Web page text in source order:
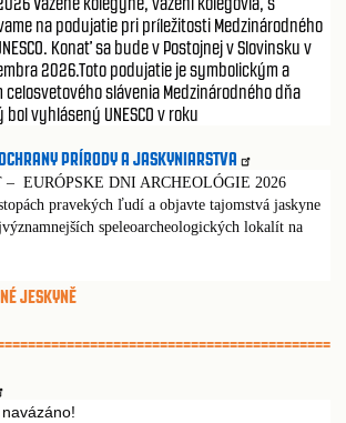
na podujatie pri príležitosti Medzinárodného
Konať sa bude v Postojnej v Slovinsku v
2026.Toto podujatie je symbolickým a
slávenia Medzinárodného dňa
vyhlásený UNESCO v roku
PRÍRODY A JASKYNIARSTVA
EURÓPSKE DNI ARCHEOLÓGIE 2026
pravekých ľudí a objavte tajomstvá jaskyne
speleoarcheologických lokalít na
JESKYNĚ